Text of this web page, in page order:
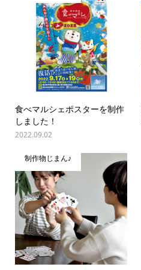
食べマルシェポスターを制作
しました！
2022.09.02
制作物じまん♪